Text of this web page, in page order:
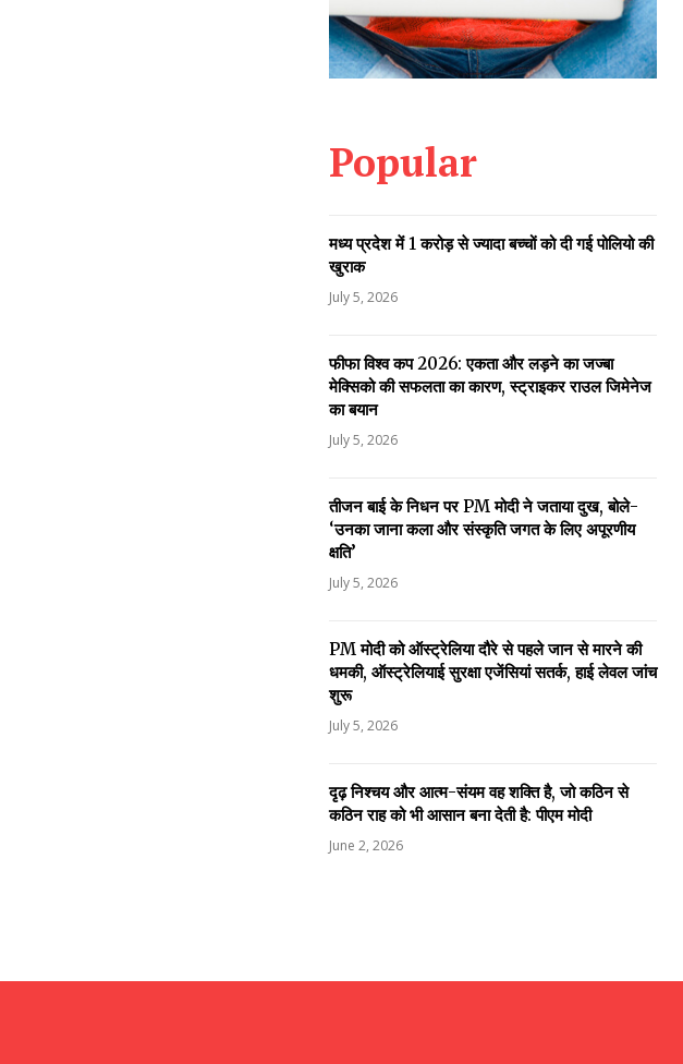
Popular
मध्य प्रदेश में 1 करोड़ से ज्यादा बच्चों को दी गई पोलियो की
खुराक
July 5, 2026
फीफा विश्व कप 2026: एकता और लड़ने का जज्बा
मेक्सिको की सफलता का कारण, स्ट्राइकर राउल जिमेनेज
का बयान
July 5, 2026
तीजन बाई के निधन पर PM मोदी ने जताया दुख, बोले-
‘उनका जाना कला और संस्कृति जगत के लिए अपूरणीय
क्षति’
July 5, 2026
PM मोदी को ऑस्ट्रेलिया दौरे से पहले जान से मारने की
धमकी, ऑस्ट्रेलियाई सुरक्षा एजेंसियां सतर्क, हाई लेवल जांच
शुरू
July 5, 2026
दृढ़ निश्चय और आत्म-संयम वह शक्ति है, जो कठिन से
कठिन राह को भी आसान बना देती है: पीएम मोदी
June 2, 2026